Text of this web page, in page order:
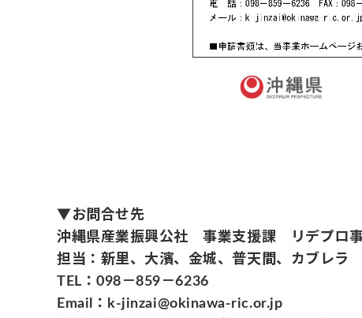
▼お問合せ先
沖縄県産業振興公社 事業支援課 リデプロ
担当：新里、大濱、金城、普天間、カブレラ
TEL：098－859－6236
Email：k-jinzai@okinawa-ric.or.jp